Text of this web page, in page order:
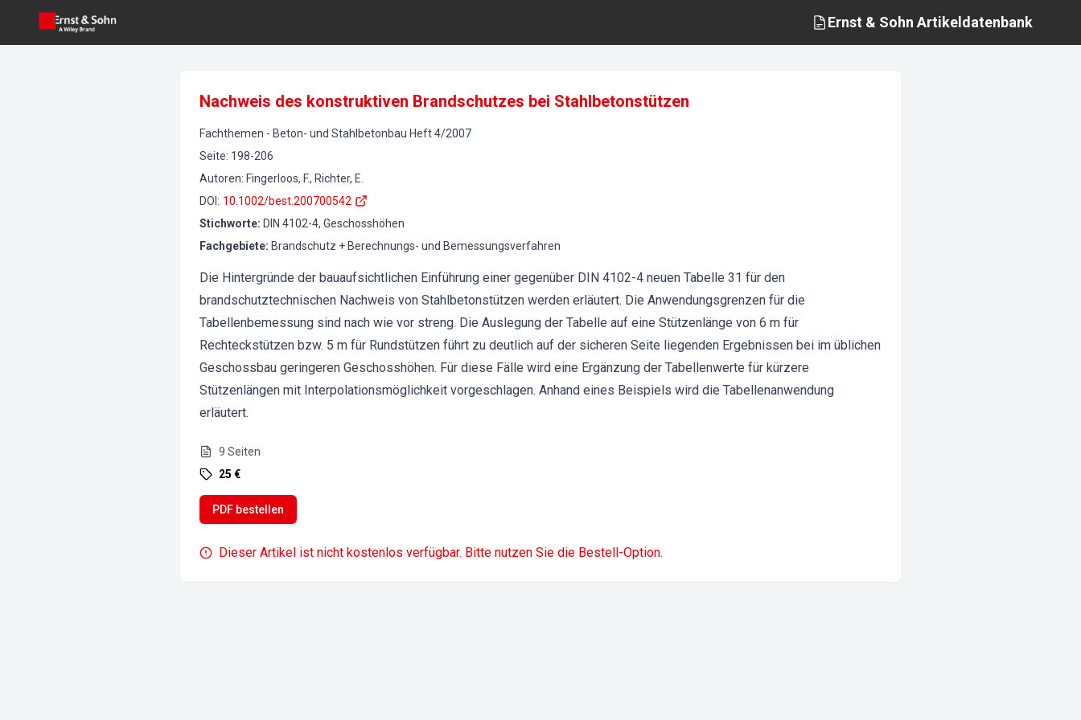
Ernst & Sohn Artikeldatenbank
Nachweis des konstruktiven Brandschutzes bei Stahlbetonstützen
Fachthemen - Beton- und Stahlbetonbau Heft4/2007
Seite: 198-206
Autoren: Fingerloos, F., Richter, E.
DOI : 10.1002/best.200700542
Stichworte: DIN 4102-4, Geschosshöhen
Fachgebiete: Brandschutz + Berechnungs- und Bemessungsverfahren
Die Hintergründe der bauaufsichtlichen Einführung einer gegenüber DIN 4102-4 neuen Tabelle 31 für den
brandschutztechnischen Nachweis von Stahlbetonstützen werden erläutert. Die Anwendungsgrenzen für die
Tabellenbemessung sind nach wie vor streng. Die Auslegung der Tabelle auf eine Stützenlänge von 6 m für
Rechteckstützen bzw. 5 m für Rundstützen führt zu deutlich auf der sicheren Seite liegenden Ergebnissen bei im üblichen
Geschossbau geringeren Geschosshöhen. Für diese Fälle wird eine Ergänzung der Tabellenwerte für kürzere
Stützenlängen mit Interpolationsmöglichkeit vorgeschlagen. Anhand eines Beispiels wird die Tabellenanwendung
erläutert.
9 Seiten
25 €
PDF bestellen
Dieser Artikel ist nicht kostenlos verfügbar. Bitte nutzen Sie die Bestell-Option.